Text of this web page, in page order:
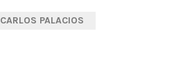
CARLOS PALACIOS